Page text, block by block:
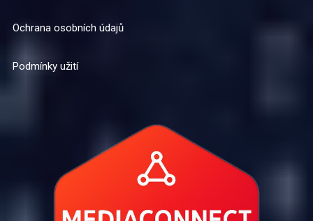
Ochrana osobních údajů
Podmínky užití